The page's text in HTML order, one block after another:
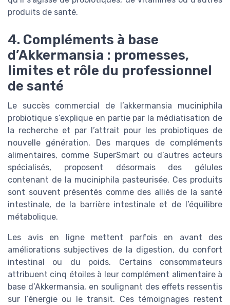
produits de santé.
4. Compléments à base
d’Akkermansia : promesses,
limites et rôle du professionnel
de santé
Le succès commercial de l’akkermansia muciniphila
probiotique s’explique en partie par la médiatisation de
la recherche et par l’attrait pour les probiotiques de
nouvelle génération. Des marques de compléments
alimentaires, comme SuperSmart ou d’autres acteurs
spécialisés, proposent désormais des gélules
contenant de la muciniphila pasteurisée. Ces produits
sont souvent présentés comme des alliés de la santé
intestinale, de la barrière intestinale et de l’équilibre
métabolique.
Les avis en ligne mettent parfois en avant des
améliorations subjectives de la digestion, du confort
intestinal ou du poids. Certains consommateurs
attribuent cinq étoiles à leur complément alimentaire à
base d’Akkermansia, en soulignant des effets ressentis
sur l’énergie ou le transit. Ces témoignages restent